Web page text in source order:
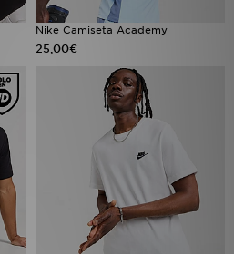
Nike Camiseta Academy
25,00€